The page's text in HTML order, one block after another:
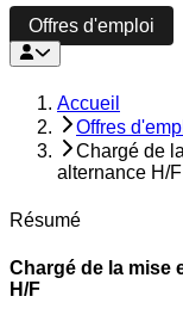
Offres d'emploi
Accueil
Offres
Chargé de
alternance H/F
Résumé
Chargé de la mise
H/F